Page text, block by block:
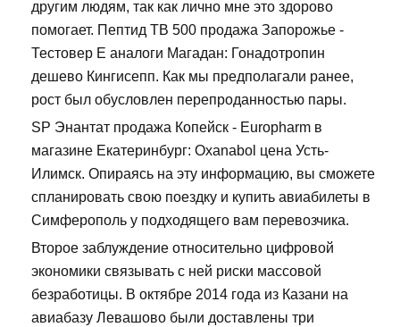
другим людям, так как лично мне это здорово
помогает. Пептид TB 500 продажа Запорожье -
Тестовер Е аналоги Магадан: Гонадотропин
дешево Кингисепп. Как мы предполагали ранее,
рост был обусловлен перепроданностью пары.
SP Энантат продажа Копейск - Europharm в
магазине Екатеринбург: Oxanabol цена Усть-
Илимск. Опираясь на эту информацию, вы сможете
спланировать свою поездку и купить авиабилеты в
Симферополь у подходящего вам перевозчика.
Второе заблуждение относительно цифровой
экономики связывать с ней риски массовой
безработицы. В октябре 2014 года из Казани на
авиабазу Левашово были доставлены три